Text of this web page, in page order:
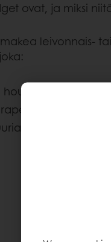
ovat, ja miksi
leivonnais-
kuorrutteen